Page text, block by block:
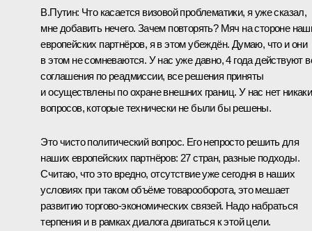
В.Путин: Что касается визовой проблематики, я уже сказал,
мне добавить нечего. Зачем повторять? Мяч на стороне
европейских партнёров, я в этом убеждён. Думаю, что и они
в этом не сомневаются. У нас уже давно, 4 года действуют
соглашения по реадмиссии, все решения приняты
и осуществлены по охране внешних границ. У нас нет
вопросов, которые технически не были бы решены.
Это чисто политический вопрос. Его непросто решить для
наших европейских партнёров: 27 стран, разные подходы.
Считаю, что это вредно, отсутствие уже сегодня в наших
условиях при таком объёме товарооборота, это мешает
развитию торгово-экономических связей. Надо набраться
терпения и в рамках диалога двигаться к этой цели.